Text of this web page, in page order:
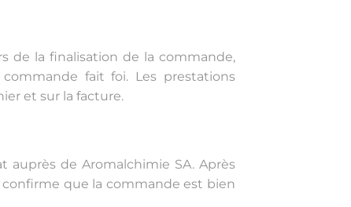
de la finalisation de la commande,
fait foi. Les prestations
et sur la facture.
de Aromalchimie SA. Après
que la commande est bien